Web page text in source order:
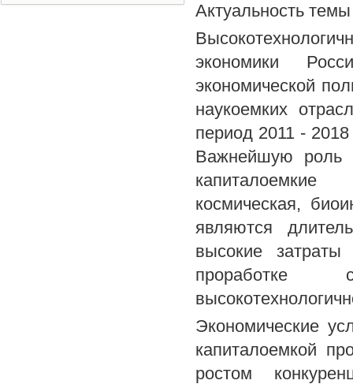
Актуальность
экономики
экономической
наукоемких
период 2011 -
Важнейшую роль
капиталоемкие
космическая,
являются
высокие
проработке
Экономические
капиталоемкой
ростом